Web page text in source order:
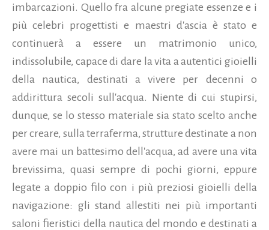
imbarcazioni. Quello fra alcune pregiate essenze e i
più celebri progettisti e maestri d'ascia è stato e
continuerà a essere un matrimonio unico,
indissolubile, capace di dare la vita a autentici gioielli
della nautica, destinati a vivere per decenni o
addirittura secoli sull'acqua. Niente di cui stupirsi,
dunque, se lo stesso materiale sia stato scelto anche
per creare, sulla terraferma, strutture destinate a non
avere mai un battesimo dell'acqua, ad avere una vita
brevissima, quasi sempre di pochi giorni, eppure
legate a doppio filo con i più preziosi gioielli della
navigazione: gli stand allestiti nei più importanti
saloni fieristici della nautica del mondo e destinati a